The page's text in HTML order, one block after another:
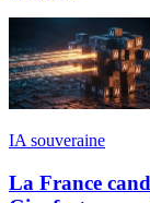
IA souveraine
La France